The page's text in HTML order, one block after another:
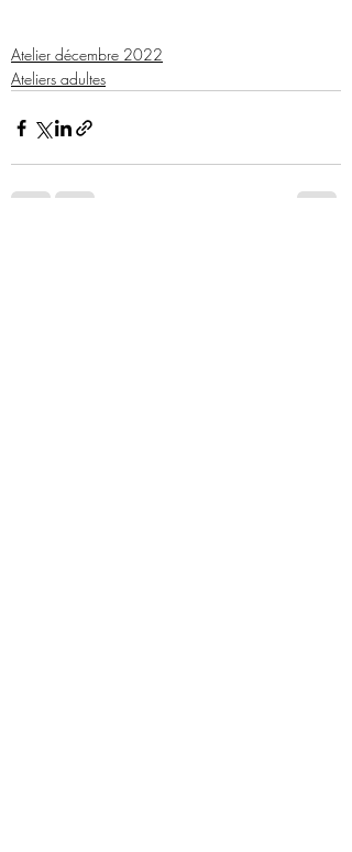
Atelier décembre 2022
Ateliers adultes